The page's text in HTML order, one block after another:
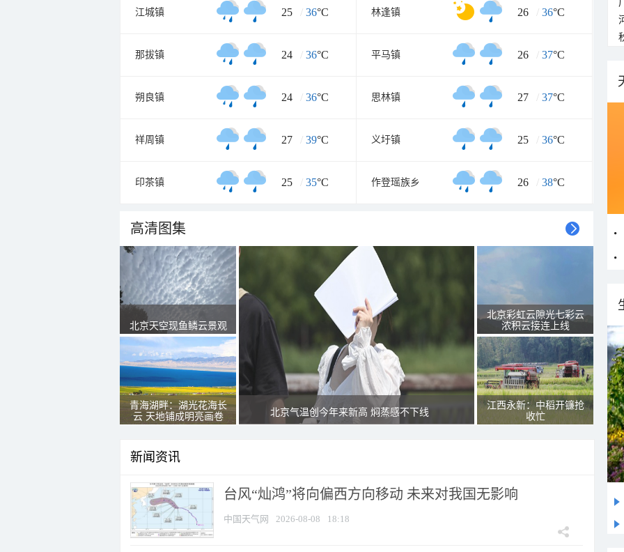
江城镇 25 / 36°C 林逢镇 26 / 36°C
那拔镇 24 / 36°C 平马镇 26 / 37°C
朔良镇 24 / 36°C 思林镇 27 / 37°C
祥周镇 27 / 39°C 义圩镇 25 / 36°C
印茶镇 25 / 35°C 作登瑶族乡 26 / 38°C
高清图集
北京天空现鱼鳞云景观
青海湖畔：湖光花海长
云 天地铺成明亮画卷
北京气温创今年来新高 焖蒸感不下线
北京彩虹云隙光七彩云
浓积云接连上线
江西永新：中稻开镰抢
收忙
新闻资讯
台风“灿鸿”将向偏西方向移动 未来对我国无影响
中国天气网 2026-08-08 18:18